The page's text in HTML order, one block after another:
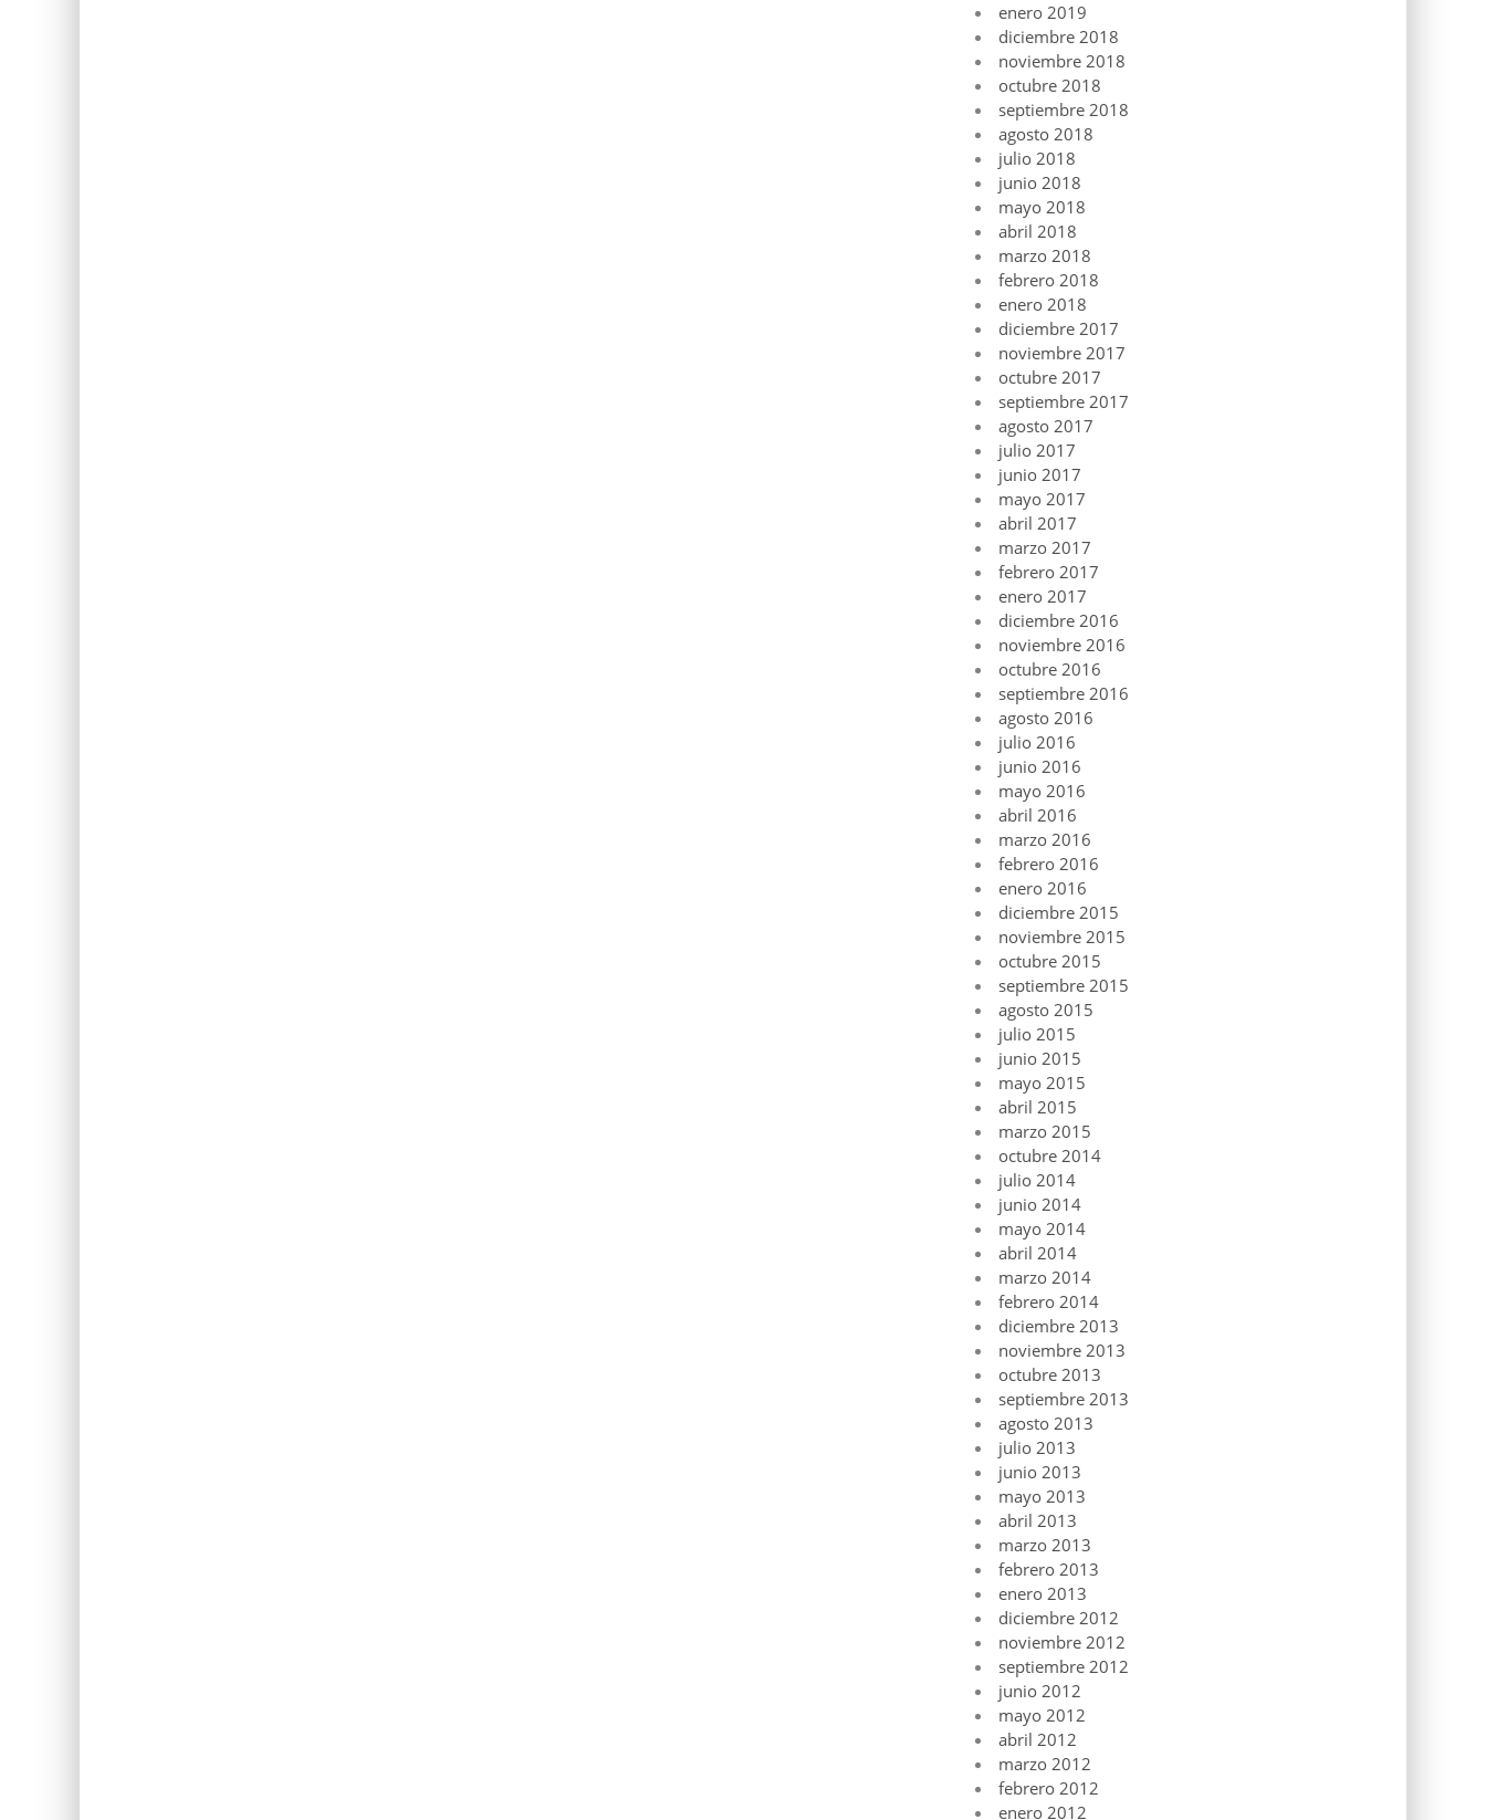
enero 2019
diciembre 2018
noviembre 2018
octubre 2018
septiembre 2018
agosto 2018
julio 2018
junio 2018
mayo 2018
abril 2018
marzo 2018
febrero 2018
enero 2018
diciembre 2017
noviembre 2017
octubre 2017
septiembre 2017
agosto 2017
julio 2017
junio 2017
mayo 2017
abril 2017
marzo 2017
febrero 2017
enero 2017
diciembre 2016
noviembre 2016
octubre 2016
septiembre 2016
agosto 2016
julio 2016
junio 2016
mayo 2016
abril 2016
marzo 2016
febrero 2016
enero 2016
diciembre 2015
noviembre 2015
octubre 2015
septiembre 2015
agosto 2015
julio 2015
junio 2015
mayo 2015
abril 2015
marzo 2015
octubre 2014
julio 2014
junio 2014
mayo 2014
abril 2014
marzo 2014
febrero 2014
diciembre 2013
noviembre 2013
octubre 2013
septiembre 2013
agosto 2013
julio 2013
junio 2013
mayo 2013
abril 2013
marzo 2013
febrero 2013
enero 2013
diciembre 2012
noviembre 2012
septiembre 2012
junio 2012
mayo 2012
abril 2012
marzo 2012
febrero 2012
enero 2012